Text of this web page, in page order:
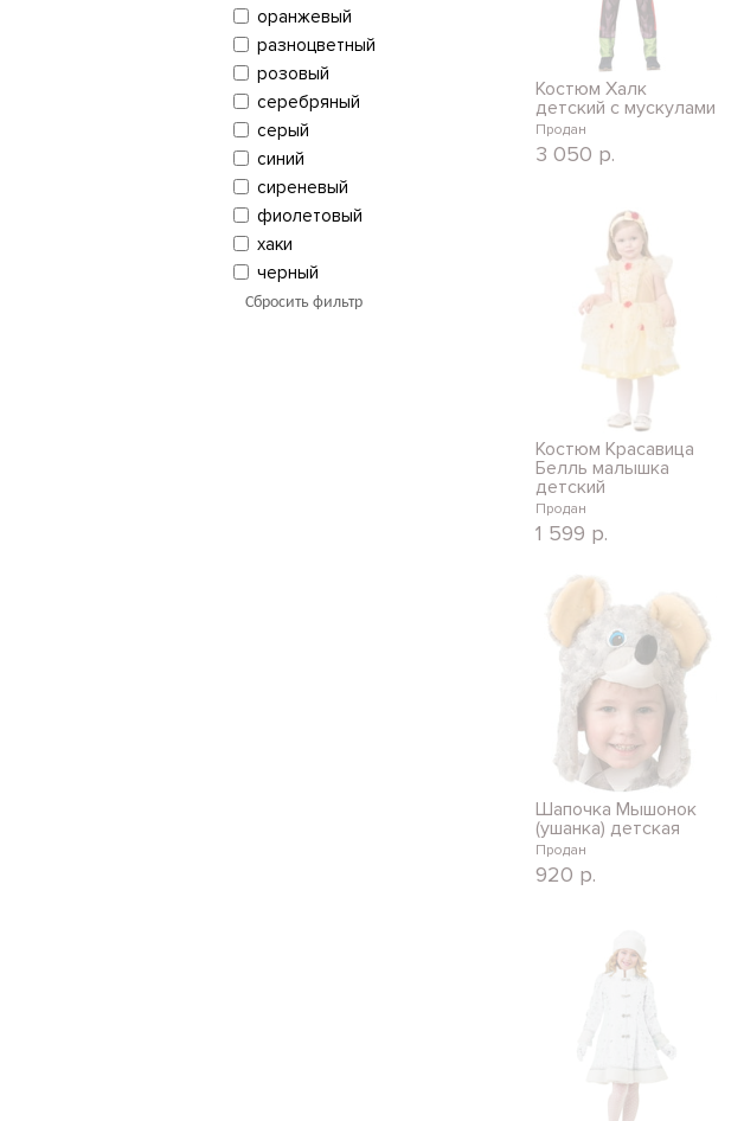
оранжевый
разноцветный
розовый
серебряный
серый
синий
сиреневый
фиолетовый
хаки
черный
Сбросить фильтр
Костюм Халк
детский с мускулами
Продан
3 050 р.
Костюм Красавица
Белль малышка
детский
Продан
1 599 р.
Шапочка Мышонок
(ушанка) детская
Продан
920 р.